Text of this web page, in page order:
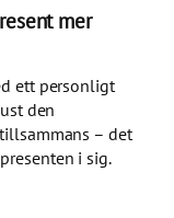
mer
ett personligt
den
– det
i sig.